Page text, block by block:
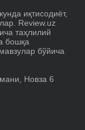
иқтисодиёт,
Review.uz
таҳлилий
бошқа
бўйича
Новза 6